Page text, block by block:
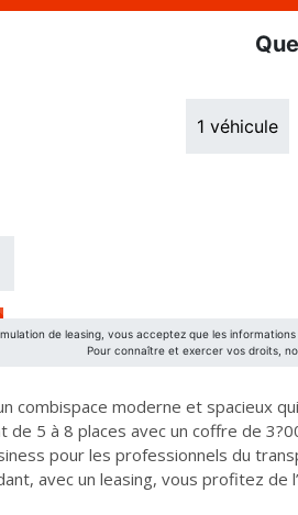
combispace moderne et spacieux
de 5 à 8 places avec un coffre de
pour les professionnels du
avec un leasing, vous profitez